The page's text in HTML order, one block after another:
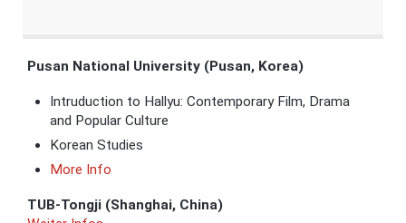
Pusan National University (Pusan, Korea)
Intruduction to Hallyu: Contemporary Film, Drama
and Popular Culture
Korean Studies
More Info
TUB-Tongji (Shanghai, China)